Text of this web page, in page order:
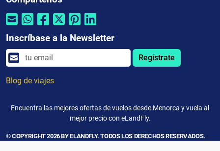
Inscríbase a la Newsletter
Regístrate
Blog de viajes
Encuentra las mejores ofertas de vuelos desde Menorca y vuela al
mejor precio con eLandFly.
© COPYRIGHT 2026 BY ELANDFLY. TODOS LOS DERECHOS RESERVADOS.